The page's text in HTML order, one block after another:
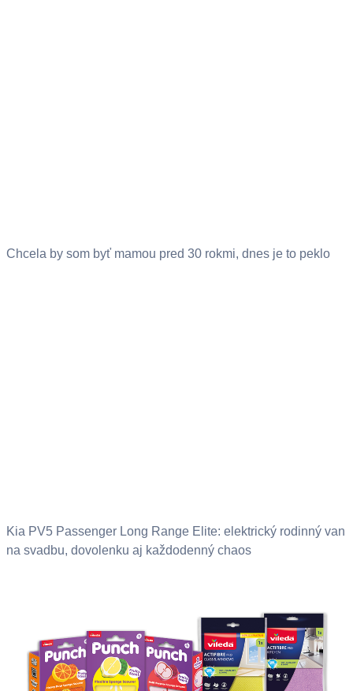
Chcela by som byť mamou pred 30 rokmi, dnes je to peklo
Kia PV5 Passenger Long Range Elite: elektrický rodinný van
na svadbu, dovolenku aj každodenný chaos